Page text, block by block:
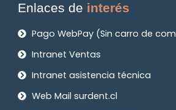
Enlaces de interés
Pago WebPay (Sin carro de
Intranet Ventas
Intranet asistencia técnica
Web Mail surdent.cl